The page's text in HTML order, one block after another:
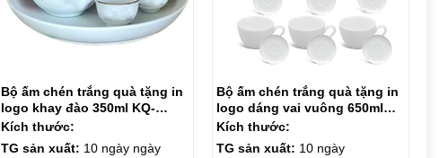
Bộ ấm chén trắng quà tặng in
logo khay đào 350ml KQ-
ACT19
Kích thước:
TG sản xuất: 10 ngày ngày
Bộ ấm chén trắng quà tặng in
logo dáng vai vuông 650ml
KG-ACT20
Kích thước:
TG sản xuất: 10 ngày